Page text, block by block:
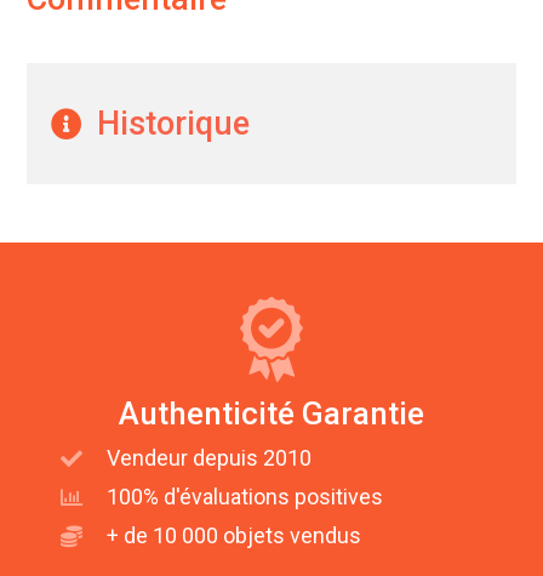
Historique
Authenticité Garantie
Vendeur depuis 2010
100% d'évaluations positives
+ de 10 000 objets vendus